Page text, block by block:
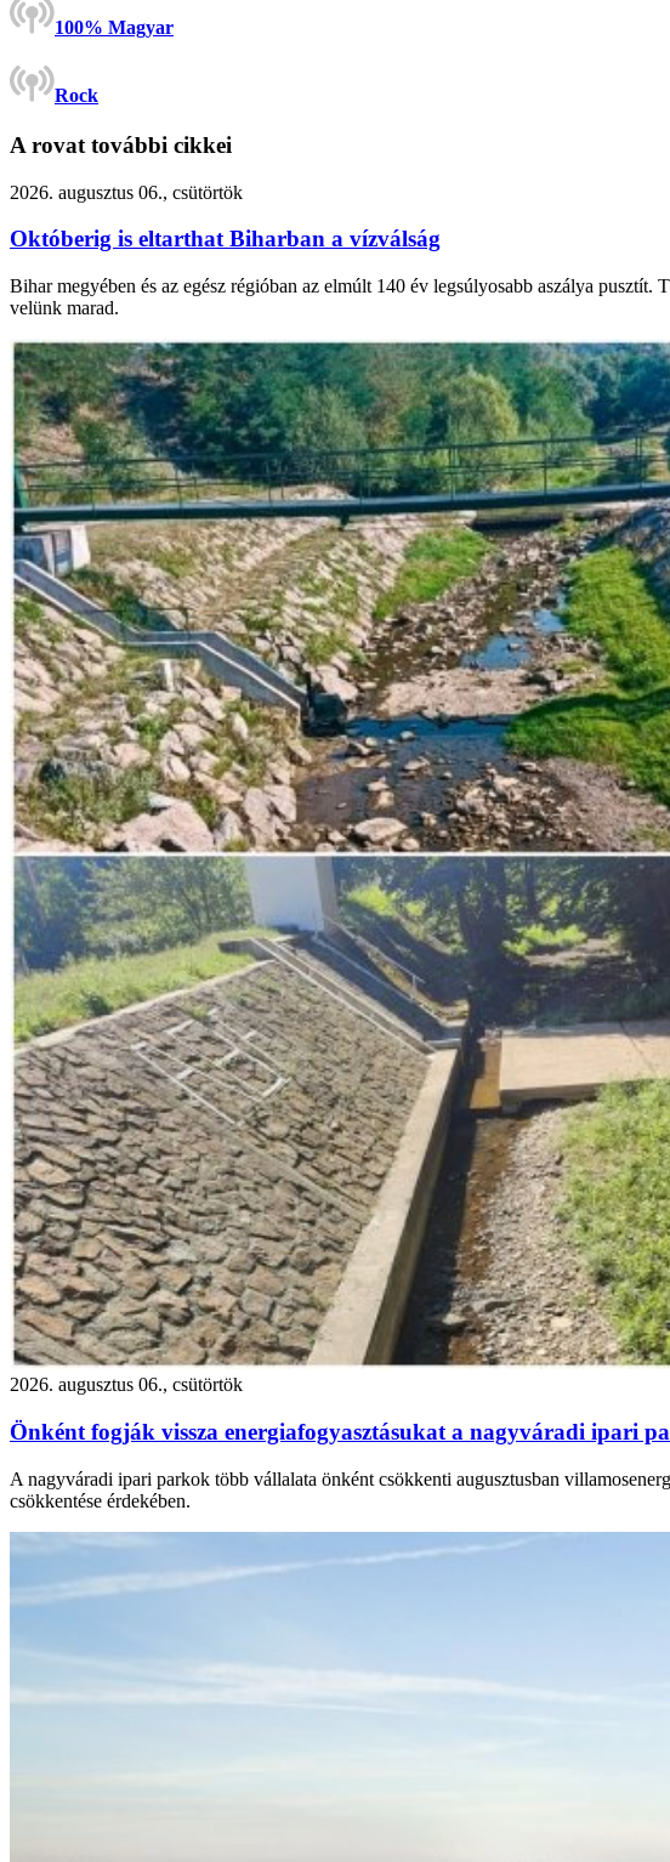
100% Magyar
Rock
A rovat további cikkei
2026. augusztus 06., csütörtök
Októberig is eltarthat Biharban a vízválság
Bihar megyében és az egész régióban az elmúlt 140 év legsúlyosabb aszálya
velünk marad.
2026. augusztus 06., csütörtök
Önként fogják vissza energiafogyasztásukat a nagyváradi ipari
A nagyváradi ipari parkok több vállalata önként csökkenti augusztusban
csökkentése érdekében.